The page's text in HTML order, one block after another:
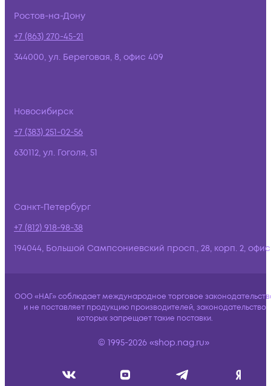
Ростов-на-Дону
+7 (863) 270-45-21
344000, ул. Береговая, 8, офис 409
Новосибирск
+7 (383) 251-02-56
630112, ул. Гоголя, 51
Санкт-Петербург
+7 (812) 918-98-38
194044, Большой Сампсониевский просп., 28, корп. 2,
ООО «НАГ» соблюдает международное торговое
и не поставляет продукцию производителей, законодательство
которых запрещает такие поставки.
© 1995-2026 «shop.nag.ru»